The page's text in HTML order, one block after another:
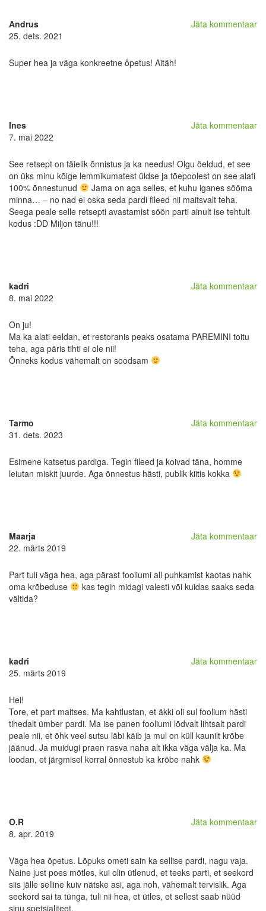
Jäta kommentaar
Andrus
25. dets. 2021
Super hea ja väga konkreetne ôpetus! Aitäh!
Jäta kommentaar
Ines
7. mai 2022
See retsept on täielik õnnistus ja ka needus! Olgu öeldud, et see
on üks minu kõige lemmikumatest üldse ja tõepoolest on see alati
100% õnnestunud
Jama on aga selles, et kuhu iganes sööma
minna… – no nad ei oska seda pardi fileed nii maitsvalt teha.
Seega peale selle retsepti avastamist söön parti ainult ise tehtult
kodus :DD Miljon tänu!!!
Jäta kommentaar
kadri
8. mai 2022
On ju!
Ma ka alati eeldan, et restoranis peaks osatama PAREMINI toitu
teha, aga päris tihti ei ole nii!
Õnneks kodus vähemalt on soodsam
Jäta kommentaar
Tarmo
31. dets. 2023
Esimene katsetus pardiga. Tegin fileed ja koivad täna, homme
leiutan miskit juurde. Aga õnnestus hästi, publik kiitis kokka
Jäta kommentaar
Maarja
22. märts 2019
Part tuli väga hea, aga pärast fooliumi all puhkamist kaotas nahk
oma krõbeduse
kas tegin midagi valesti või kuidas saaks seda
vältida?
Jäta kommentaar
kadri
25. märts 2019
Hei!
Tore, et part maitses. Ma kahtlustan, et äkki oli sul foolium hästi
tihedalt ümber pardi. Ma ise panen fooliumi lõdvalt lihtsalt pardi
peale nii, et õhk veel sutsu läbi käib ja mul on küll kaunilt krõbe
jäänud. Ja muidugi praen rasva naha alt ikka väga välja ka. Ma
loodan, et järgmisel korral õnnestub ka krõbe nahk
Jäta kommentaar
O.R
8. apr. 2019
Väga hea õpetus. Lõpuks ometi sain ka sellise pardi, nagu vaja.
Naine just poes mõtles, kui olin ütlenud, et teeks parti, et seekord
siis jälle selline kuiv nätske asi, aga noh, vähemalt tervislik. Aga
seekord sai ta tünga, tuli nii hea, et ütles, et sellest saab nüüd
sinu spetsialiteet.